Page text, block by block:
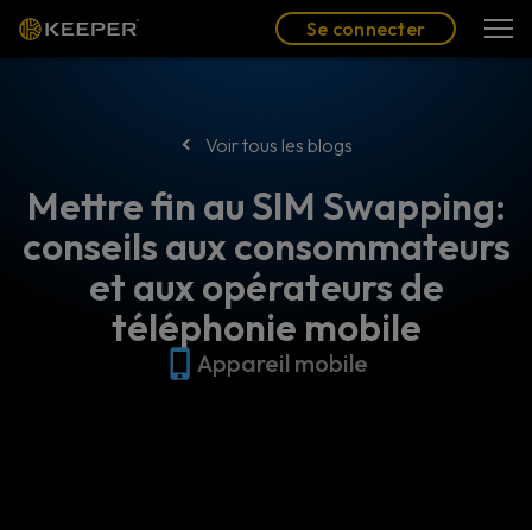
(FR)
Se connecter
Voir tous les blogs
Mettre fin au SIM Swapping:
conseils aux consommateurs
et aux opérateurs de
téléphonie mobile
Appareil mobile